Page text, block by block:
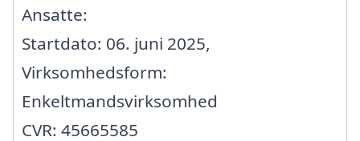
Ansatte:
Startdato: 06. juni 2025,
Virksomhedsform:
Enkeltmandsvirksomhed
CVR: 45665585